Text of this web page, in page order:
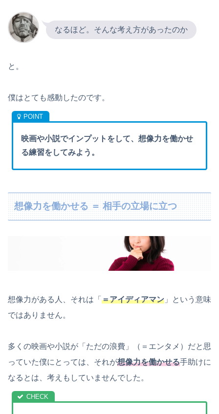
なるほど。そんな考え方があったのか
と。
僕はとても感動したのです。
映画や小説でインプットをして、想像力を働かせ
る練習をしてみよう。
想像力を働かせる ＝ 相手の立場に立つ
想像力がある人、それは「 ＝アイディアマン 」という意味
ではありません。
多くの映画や小説が「ただの浪費」（＝エンタメ）だと思
っていた僕にとっては、それが想像力を働かせる手助けに
なるとは、考えもしていませんでした。